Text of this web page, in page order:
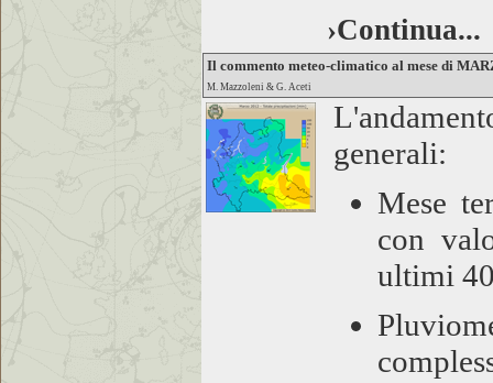
›Continua...
Il commento meteo-climatico al mese di
M. Mazzoleni & G. Aceti
generali:
Mese
con
ultimi